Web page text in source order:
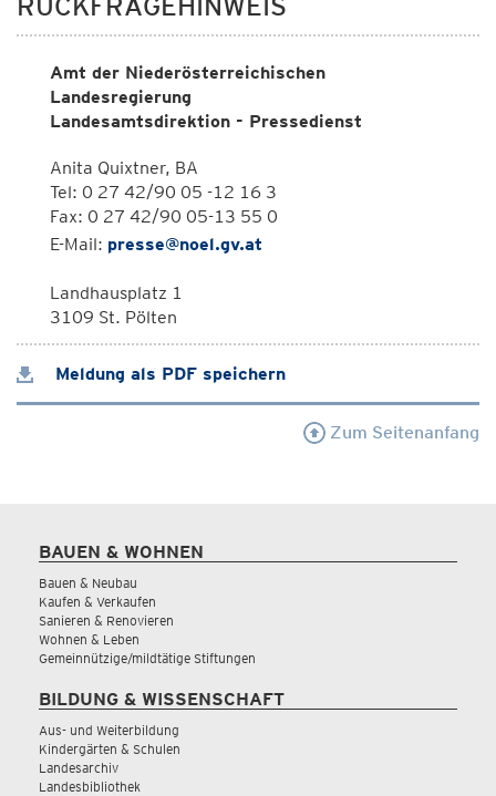
Amt der Niederösterreichischen
Landesregierung
Landesamtsdirektion - Pressedienst
Anita Quixtner, BA
Tel: 0 27 42/90 05 -12 16 3
Fax: 0 27 42/90 05-13 55 0
E-Mail: presse@noel.gv.at
Landhausplatz 1
3109 St. Pölten
Meldung als PDF speichern
Zum Seitenanfang
BAUEN & WOHNEN
Bauen & Neubau
Kaufen & Verkaufen
Sanieren & Renovieren
Wohnen & Leben
Gemeinnützige/mildtätige Stiftungen
BILDUNG & WISSENSCHAFT
Aus- und Weiterbildung
Kindergärten & Schulen
Landesarchiv
Landesbibliothek